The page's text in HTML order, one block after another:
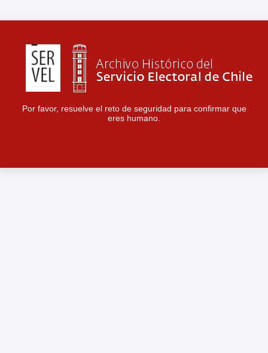
Por favor, resuelve el reto de seguridad para confirmar que
eres humano.